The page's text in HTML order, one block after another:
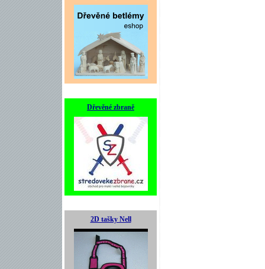
Dřevěné zbraně
2D tašky Nell